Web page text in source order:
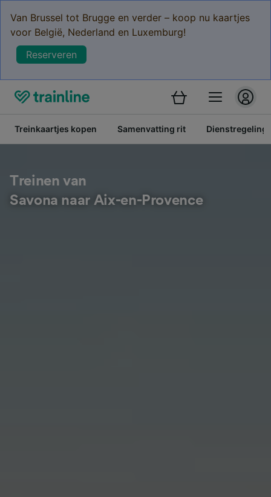
Van Brussel tot Brugge en verder – koop nu kaartjes
voor België, Nederland en Luxemburg!
Reserveren
Treinkaartjes kopen Samenvatting rit Dienstregeling
Treinen van
Savona naar Aix-en-Provence